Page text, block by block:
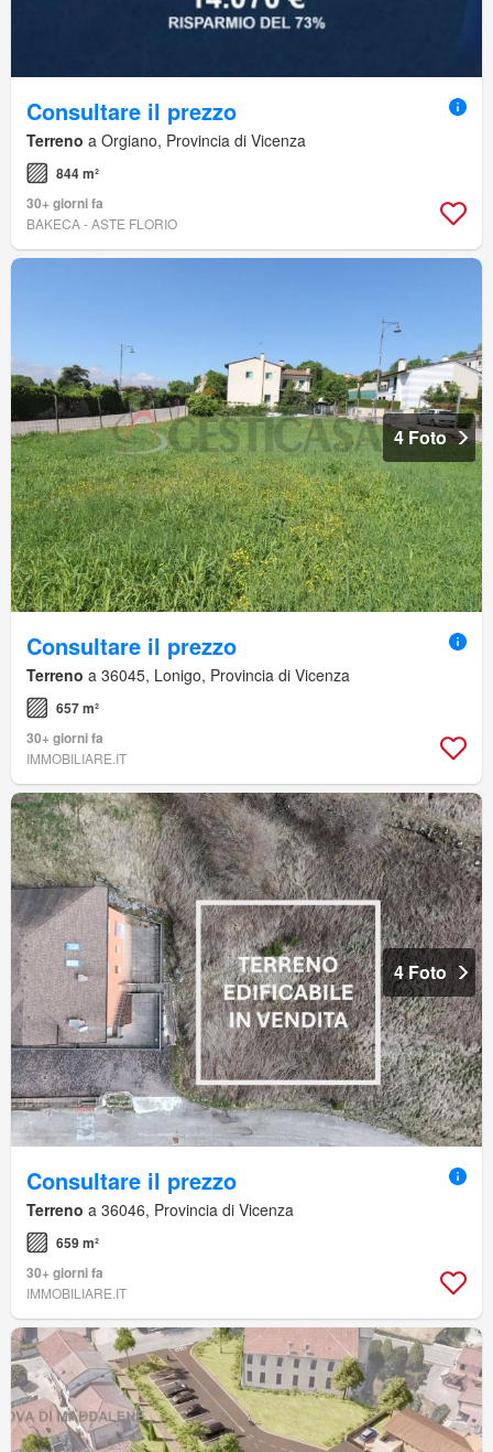
Consultare il prezzo
Terreno a Orgiano, Provincia di Vicenza
844 m²
30+ giorni fa
BAKECA - ASTE FLORIO
4 Foto
Consultare il prezzo
Terreno a 36045, Lonigo, Provincia di Vicenza
657 m²
30+ giorni fa
IMMOBILIARE.IT
4 Foto
Consultare il prezzo
Terreno a 36046, Provincia di Vicenza
659 m²
30+ giorni fa
IMMOBILIARE.IT